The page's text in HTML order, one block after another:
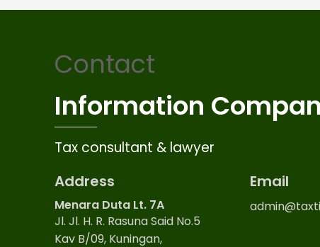
Contact
Information
Tax consultant & lawyer
Address
Menara Duta Lt. 7A
Jl. Jl. H. R. Rasuna Said No.5
Kav B/09, Kuningan,
Email